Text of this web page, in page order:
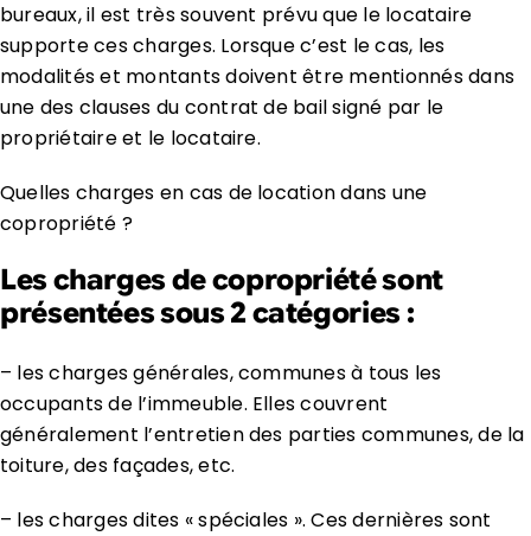
bureaux, il est très souvent prévu que le locataire
supporte ces charges. Lorsque c’est le cas, les
modalités et montants doivent être mentionnés dans
une des clauses du contrat de bail signé par le
propriétaire et le locataire.
Quelles charges en cas de location dans une
copropriété ?
Les charges de copropriété sont
présentées sous 2 catégories :
– les charges générales, communes à tous les
occupants de l’immeuble. Elles couvrent
généralement l’entretien des parties communes, de la
toiture, des façades, etc.
– les charges dites « spéciales ». Ces dernières sont